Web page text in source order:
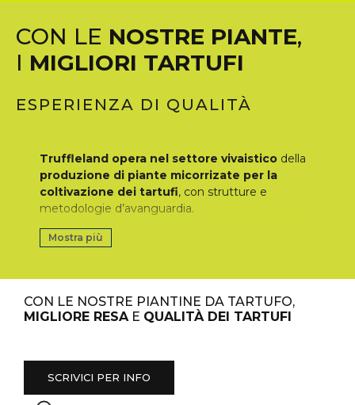
CON LE NOSTRE PIANTE,
I MIGLIORI TARTUFI
ESPERIENZA DI QUALITÀ
Truffleland opera nel settore vivaistico della
produzione di piante micorrizate per la
coltivazione dei tartufi, con strutture e
metodologie d’avanguardia.
Per ottenere delle tartufaie che producano tartufi
terreno sul quale verrà effettuato l’impianto
caratteristiche e necessità
Mostra più
CON LE NOSTRE PIANTINE DA TARTUFO,
MIGLIORE RESAE QUALITÀ DEI TARTUFI
SCRIVICI PER INFO